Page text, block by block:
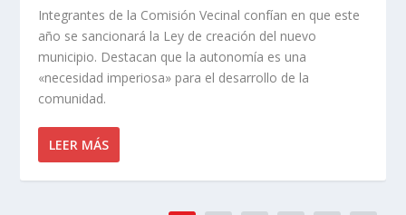
Integrantes de la Comisión Vecinal confían en que este
año se sancionará la Ley de creación del nuevo
municipio. Destacan que la autonomía es una
«necesidad imperiosa» para el desarrollo de la
comunidad.
LEER MÁS